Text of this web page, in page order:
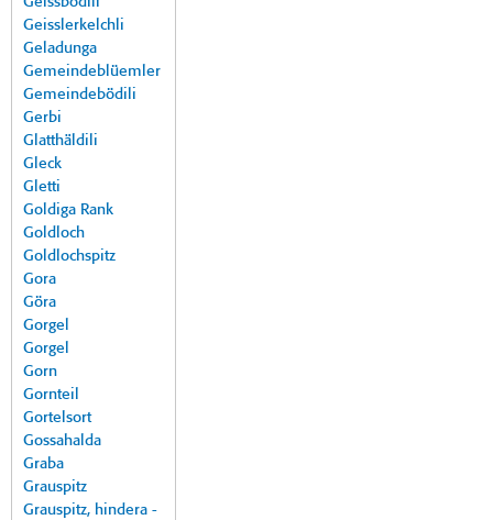
Geisslerkelchli
Geladunga
Gemeindeblüemler
Gemeindebödili
Gerbi
Glatthäldili
Gleck
Gletti
Goldiga Rank
Goldloch
Goldlochspitz
Gora
Göra
Gorgel
Gorgel
Gorn
Gornteil
Gortelsort
Gossahalda
Graba
Grauspitz
Grauspitz, hindera -